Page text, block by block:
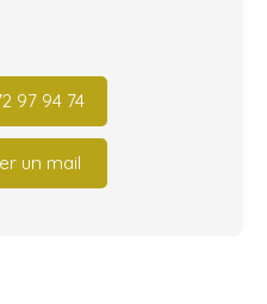
97 94 74
un mail